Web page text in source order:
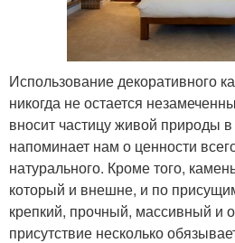
Использование декоративного
никогда не остается
вносит частицу живой природы
напоминает нам о ценности
натурального. Кроме того,
который и внешне, и по
крепкий, прочный, массивный и
присутствие несколько